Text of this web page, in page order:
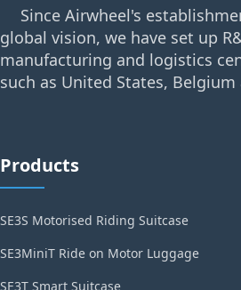
Since Airwheel's
global vision, we have set up
manufacturing and logistics
such as United States, Belgium
Products
SE3S Motorised Riding Suitcase
SE3MiniT Ride on Motor Luggage
SE3T Smart Suitcase